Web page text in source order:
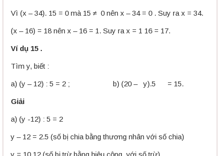
Vì (x – 34). 15 = 0 mà 15 ≠ 0 nên x – 34 = 0 . Suy ra x = 34.
(x – 16) = 18 nên x – 16 = 1. Suy ra x = 1 16 = 17.
Ví dụ 15 .
Tìm y, biết :
a) (y – 12) : 5 = 2 ; b) (20 – y).5 = 15.
Giải
a) (y -12) : 5 = 2
y – 12 = 2.5 (số bị chia bằng thương nhân với số chia)
y = 10 12 (số bị trừ bằng hiệu cộng với số trừ)